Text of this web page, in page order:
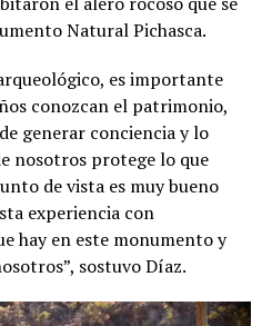
Natural Pichasca.
es importante
conozcan el patrimonio,
generar conciencia y lo
nosotros protege lo que
de vista es muy bueno
experiencia con
hay en este monumento y
sostuvo Díaz.